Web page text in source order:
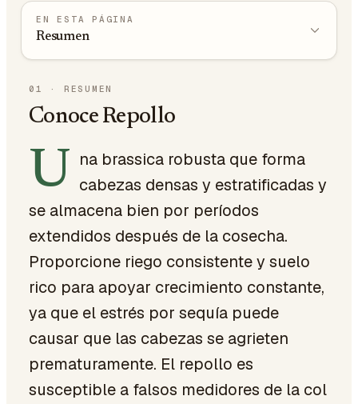
EN ESTA PÁGINA
Resumen
01 · RESUMEN
Conoce Repollo
U
na brassica robusta que forma
cabezas densas y estratificadas y
se almacena bien por períodos
extendidos después de la cosecha.
Proporcione riego consistente y suelo
rico para apoyar crecimiento constante,
ya que el estrés por sequía puede
causar que las cabezas se agrieten
prematuramente. El repollo es
susceptible a falsos medidores de la col